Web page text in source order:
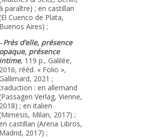
à paraître) ; en castillan
Cuenco de Plata,
Buenos Aires) ;
–Près d’elle, présence
opaque, présence
intime, 119 p., Galilée,
2016, rééd. « Folio »,
Gallimard, 2021 ;
: en allemand
Verlag, Vienne,
2018) ; en italien
Milan, 2017) ;
en castillan (Arena Libros,
Madrid, 2017) ;